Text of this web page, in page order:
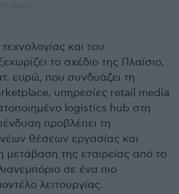
και του
το σχέδιο της Πλαίσιο,
ευρώ, που συνδυάζει τη
υπηρεσίες retail media
logistics hub στη
προβλέπει τη
θέσεων εργασίας και
μετάβαση της εταιρείας από το
σε ένα πιο
λειτουργίας.